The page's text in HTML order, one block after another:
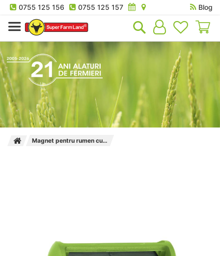
0755 125 156 0755 125 157
Blog
Magnet pentru rumen cu carcasa verde Kerbl